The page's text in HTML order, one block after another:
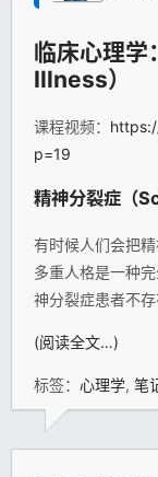
临床心理学
Illness）
课程视频：
p=19
精神分裂症（
有时候人们会把
多重人格是一种
神分裂症患者不
(阅读全文…)
标签： 心理学, 笔